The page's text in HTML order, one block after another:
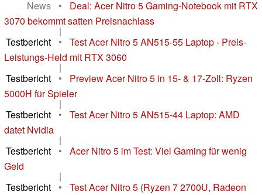
News
•
Deal: Acer Nitro 5 Gaming-Notebook mit RTX
3070 bekommt satten Preisnachlass
|
Testbericht
•
Test Acer Nitro 5 AN515-55 Laptop - Preis-
Leistungs-Held mit RTX 3060
|
Testbericht
•
Preview Acer Nitro 5 in 15- & 17-Zoll: Ryzen
5000H für Spieler
|
Testbericht
•
Test Acer Nitro 5 AN515-44 Laptop: AMD
datet Nvidia
|
Testbericht
•
Acer Nitro 5 im Test: Viel Gaming für wenig
Geld
|
Testbericht
•
Test Acer Nitro 5 (Ryzen 7 2700U, Radeon